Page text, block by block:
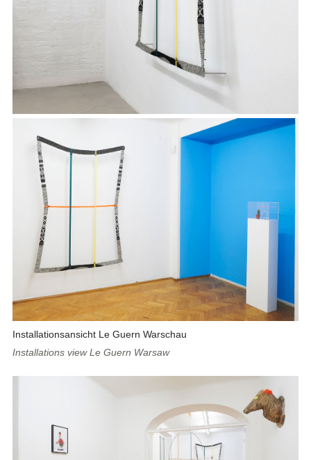
Installationsansicht Le Guern Warschau
Installations view Le Guern Warsaw